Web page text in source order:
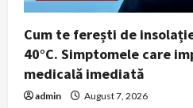
Cum te ferești de
40°C. Simptomele care
medicală imediată
admin August 7, 2026